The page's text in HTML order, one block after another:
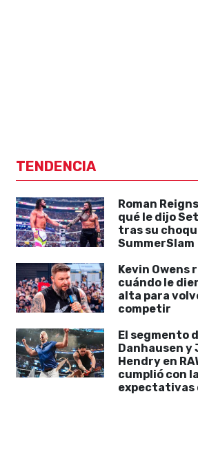
TENDENCIA
Roman
qué le dijo
tras su
SummerSlam
Kevin Owens
cuándo le
alta para
competir
El segmento
Danhausen y
Hendry en
cumplió con
expectativas